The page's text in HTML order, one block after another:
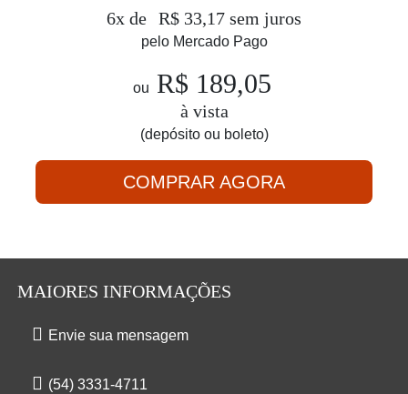
6x de R$ 33,17 sem juros
pelo Mercado Pago
ou R$ 189,05
à vista
(depósito ou boleto)
COMPRAR AGORA
MAIORES INFORMAÇÕES
Envie sua mensagem
(54) 3331-4711